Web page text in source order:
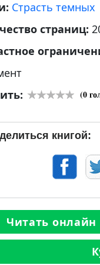
Страсть темных
страниц:
(0
книгой:
Читать онлайн